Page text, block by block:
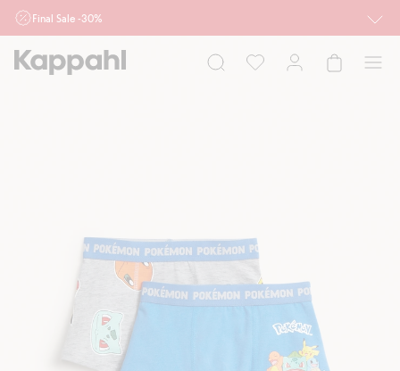
Final Sale -30%
działu outlet do 10.8 w sklepach Kappahl i Newbie oraz na kappahl.com. Ofert
nie łączymy